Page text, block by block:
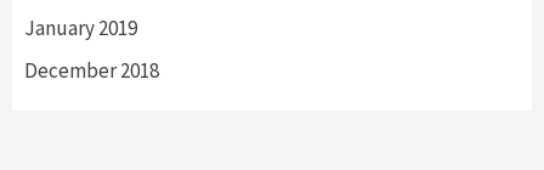
January 2019
December 2018